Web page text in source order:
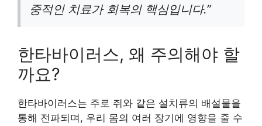
중적인 치료가 회복의 핵심입니다.”
한타바이러스, 왜 주의해야 할
까요?
한타바이러스는 주로 쥐와 같은 설치류의 배설물을
통해 전파되며, 우리 몸의 여러 장기에 영향을 줄 수